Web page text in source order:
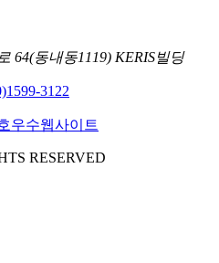
64(동내동1119) KERIS빌딩
1599-3122
RESERVED